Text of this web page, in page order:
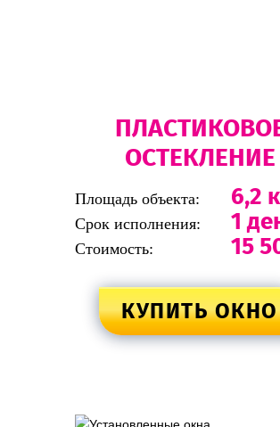
ОСТЕКЛЕНИЕ
Площадь объекта: 6,2
Срок исполнения: 1
Стоимость: 15
КУПИТЬ ОКНО